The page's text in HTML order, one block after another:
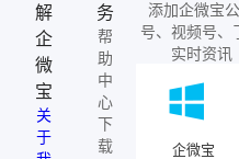
解
企
微
宝
关
于
务
帮
助
中
心
下
载
添加企微宝
号、视频号、
实时资讯
企微宝